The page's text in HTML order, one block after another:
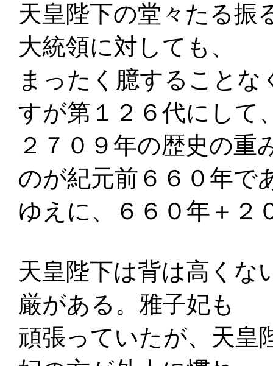
天皇陛下の堂々たる振
大統領に対しても、
まったく臆すること
すが第１２６代にして
２７０９年の歴史の重
のが紀元前６６０年で
ゆえに、６６０年＋２
天皇陛下は背は高くな
厳がある。雅子妃も
頑張っていたが、天皇